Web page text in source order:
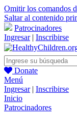
Omitir los comandos
Saltar al contenido
Patrocinadores
Ingresar| Inscribirse
Donate
Menú
Ingresar| Inscribirse
Inicio
Patrocinadores